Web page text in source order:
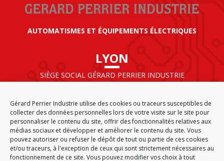
Gérard Perrier Industrie utilise des cookies ou traceurs susceptibles de
collecter des données personnelles lors de votre visite sur le site pour
personnaliser le contenu du site, offrir des fonctionnalités relatives aux
médias sociaux et développer et améliorer le contenu du site. Vous
pouvez autoriser ou refuser le dépôt de tout ou partie de ces cookies
et/ou traceurs, à l'exception de ceux qui sont strictement nécessaires au
fonctionnement de ce site. Vous pouvez modifier vos choix à tout
AUTOMATISMES ET ÉQUIPEMENTS ÉLECTRIQUES
LYON
SIÈGE SOCIAL GÉRARD PERRIER INDUSTRIE
69125 LYON AÉROPORT SAINT EXUPÉRY
FRANCE